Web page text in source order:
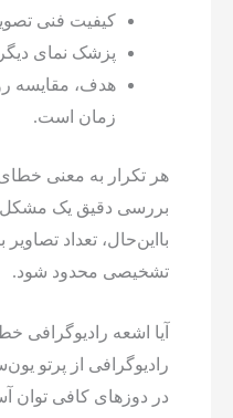
کیفیت فنی
پزشک نمای
هدف، مقایسه
زمان است.
هر تکرار به معنی
بررسی دقیق یک مشکل،
بااین‌حال، تعداد تصاویر
تشخیصی محدود شود.
آیا اشعه رادیوگرافی
رادیوگرافی از پرتو
در دوزهای کافی توان